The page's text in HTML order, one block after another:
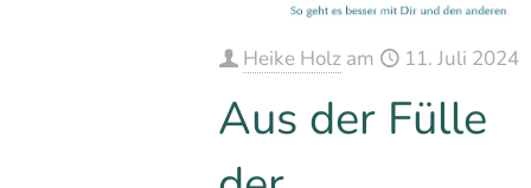
Heike Holz am 11. Juli 2024
Aus der Fülle